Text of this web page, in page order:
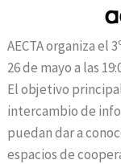
AECTA organiza el
26 de mayo a las
El objetivo
intercambio de
puedan dar a
espacios de